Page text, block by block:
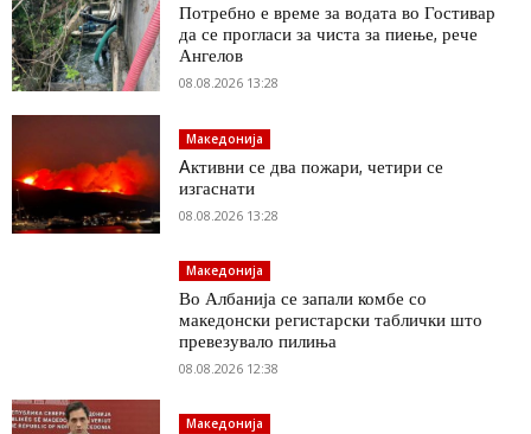
Потребно е време за водата во Гостивар
да се прогласи за чиста за пиење, рече
Ангелов
08.08.2026 13:28
Македонија
Aктивни се два пожари, четири се
изгаснати
08.08.2026 13:28
Македонија
Во Албанија се запали комбе со
македонски регистарски таблички што
превезувало пилиња
08.08.2026 12:38
Македонија